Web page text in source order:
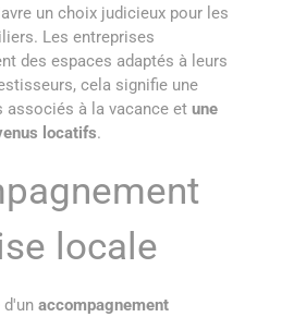
un choix judicieux pour les
Les entreprises
des espaces adaptés à leurs
cela signifie une
associés à la vacance et une
locatifs.
locale
d'un accompagnement